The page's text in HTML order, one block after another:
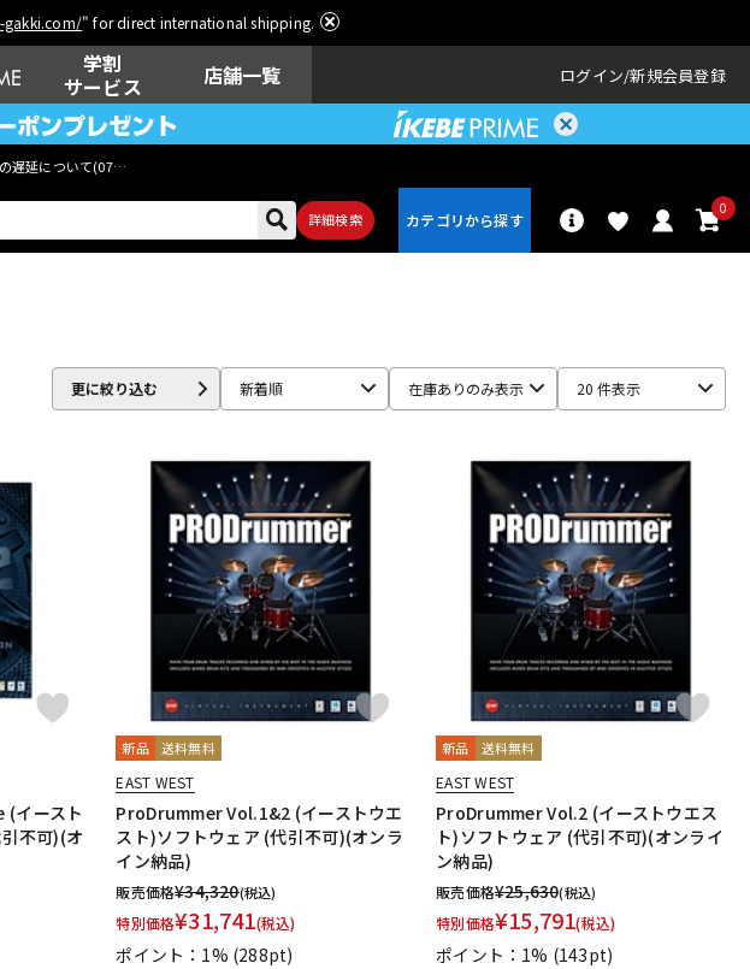
" for direct international shipping.
学割
サービス
店舗一覧 ログイン 新規会員登録
遅延について(07月29日
詳細検索
0
アンプ エフェクター
レコーディン
グ機器
配信/ライブ
機器
楽器アクセサ
リ
更に絞り込む 新着順 在庫ありのみ表示 20 件表示
イースト
不可)(オ
新品 送料無料
EAST WEST
ProDrummer Vol.1&2 (イーストウエ
スト)ソフトウェア (代引不可)(オンラ
イン納品)
販売価格¥34,320(税込)
特別価格¥31,741(税込)
ポイント：1% (288pt)
新品 送料無料
EAST WEST
ProDrummer Vol.2 (イーストウエス
ト)ソフトウェア (代引不可)(オンライ
ン納品)
販売価格¥25,630(税込)
特別価格¥15,791(税込)
ポイント：1% (143pt)